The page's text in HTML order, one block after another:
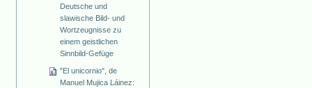
Deutsche und
slawische Bild- und
Wortzeugnisse zu
einem geistlichen
Sinnbild-Gefüge
"El unicornio", de
Manuel Mujica Láinez: